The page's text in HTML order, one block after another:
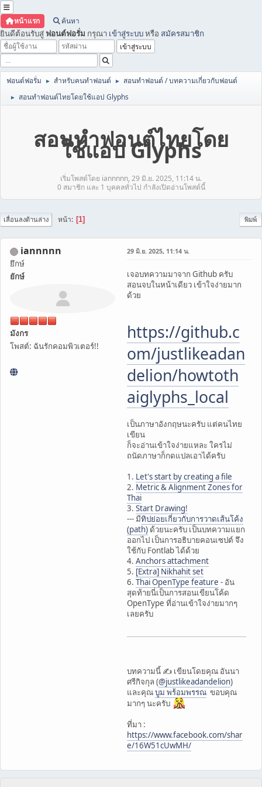
หน้าแรก ค้นหา
ยินดีต้อนรับสู่ ฟอนต์ฟอรั่ม กรุณา เข้าสู่ระบบหรือ สมัครสมาชิก
ฟอนต์ฟอรั่ม ► สำหรับคนทำฟอนต์ ► สอนทำฟอนต์ / บทความเกี่ยวกับฟอนต์
► สอนทำฟอนต์ไทยโดยใช้แอป Glyphs
สอนทำฟอนต์ไทยโดย
ใช้แอป Glyphs
เริ่มโพสต์โดย iannnnn, 29 มิ.ย. 2025, 11:14 น.
0 สมาชิก และ 1 บุคคลทั่วไป กำลังเปิดอ่านโพสต์นี้
พิมพ์
เลื่อนลงด้านล่าง หน้า 1
iannnnn
ยึกษ์
ยักษ์
มังกร
โพสต์: ฉันรักคอมพิวเตอร์!!
29 มิ.ย. 2025, 11:14 น.
เจอบทความมาจาก Github ครับ
สอนจบในหน้าเดียว เข้าใจง่ายมาก
ด้วย
https://github.c
om/justlikeadan
delion/howtoth
aiglyphs_local
เป็นภาษาอังกฤษนะครับ แต่คนไทย
เขียน
ก็จะอ่านเข้าใจง่ายแหละ ใครไม่
ถนัดภาษาก็กดแปลเอาได้ครับ
1. Let's start by creating a file
2. Metric & Alignment Zones for
Thai
3. Start Drawing!
--- มีทิปย่อยเกี่ยวกับการวาดเส้นโค้ง
(path) ด้วยนะครับ เป็นบทความแยก
ออกไป เป็นการอธิบายคอนเซปต์ จึง
ใช้กับ Fontlab ได้ด้วย
4. Anchors attachment
5. [Extra] Nikhahit set
6. Thai OpenType feature - อัน
สุดท้ายนี่เป็นการสอนเขียนโค้ด
OpenType ที่อ่านเข้าใจง่ายมากๆ
เลยครับ
บทความนี้ ✍️ เขียนโดยคุณ อันนา
ศรีกิจกุล (@justlikeadandelion)
และคุณบูม พร้อมพรรณ ขอบคุณ
มากๆ นะครับ
ที่มา :
https://www.facebook.com/shar
e/16W51cUwMH/